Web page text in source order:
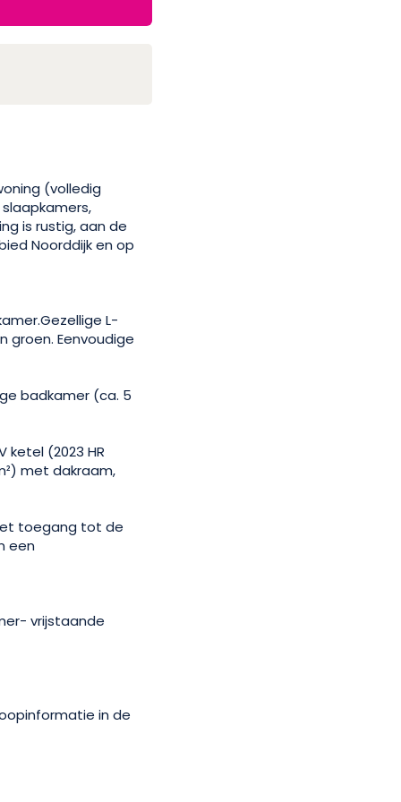
(volledig
is rustig, aan de
Noorddijk en op
L-
groen. Eenvoudige
badkamer (ca. 5
ketel (2023 HR
met dakraam,
toegang tot de
een
vrijstaande
in de